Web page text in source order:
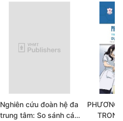
Nghiên cứu đoàn hệ đa
trung tâm: So sánh các
PHƯƠNG